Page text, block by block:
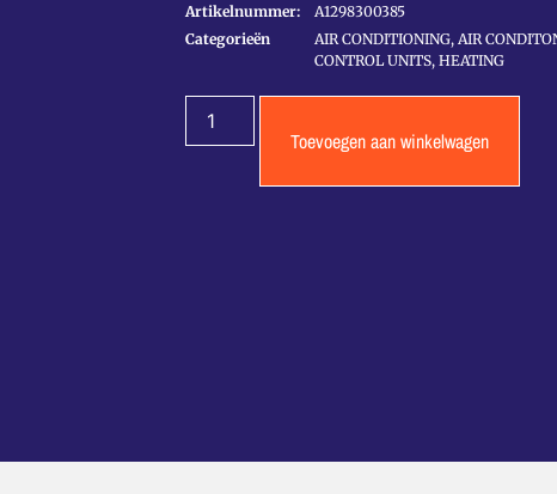
Artikelnummer:
A1298300385
Categorieën
AIR CONDITIONING, AIR
CONTROL UNITS, HEATING
Toevoegen aan winkelwagen